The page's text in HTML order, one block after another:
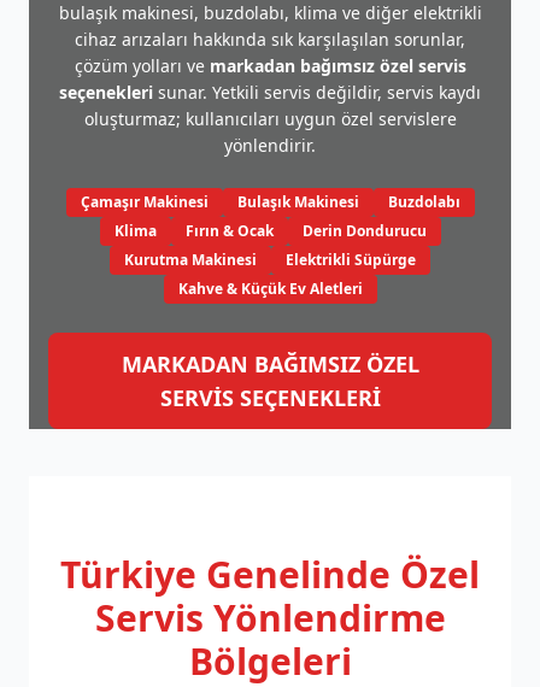
bulaşık makinesi, buzdolabı, klima ve diğer elektrikli
cihaz arızaları hakkında sık karşılaşılan sorunlar,
çözüm yolları ve markadan bağımsız özel servis
seçenekleri sunar. Yetkili servis değildir, servis kaydı
oluşturmaz; kullanıcıları uygun özel servislere
yönlendirir.
Çamaşır Makinesi Bulaşık Makinesi
Buzdolabı
Klima
Fırın & Ocak
Derin Dondurucu
Kurutma Makinesi
Elektrikli Süpürge
Kahve & Küçük Ev Aletleri
MARKADAN BAĞIMSIZ ÖZEL
SERVİS SEÇENEKLERİ
Türkiye Genelinde Özel
Servis Yönlendirme
Bölgeleri